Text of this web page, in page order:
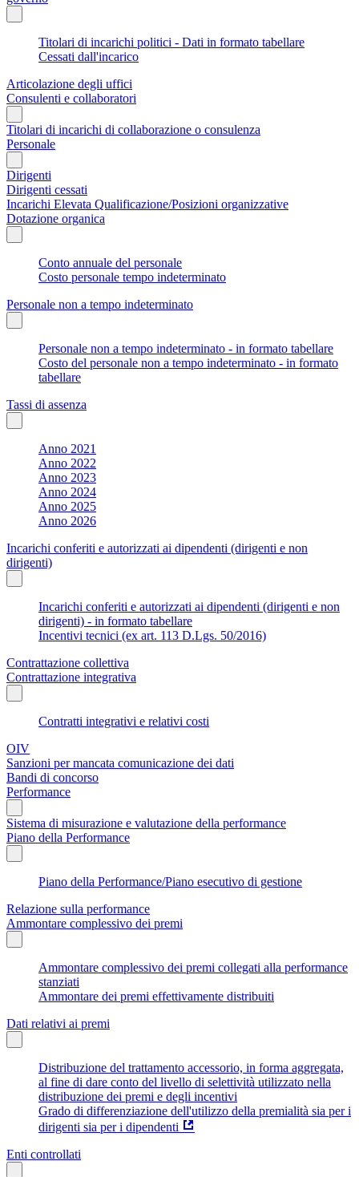
Titolari di incarichi politici - Dati in formato tabellare
Cessati dall'incarico
Articolazione degli uffici
Consulenti e collaboratori
Titolari di incarichi di collaborazione o consulenza
Personale
Dirigenti
Dirigenti cessati
Incarichi Elevata Qualificazione/Posizioni organizzative
Dotazione organica
Conto annuale del personale
Costo personale tempo indeterminato
Personale non a tempo indeterminato
Personale non a tempo indeterminato - in formato tabellare
Costo del personale non a tempo indeterminato - in formato
tabellare
Tassi di assenza
Anno 2021
Anno 2022
Anno 2023
Anno 2024
Anno 2025
Anno 2026
Incarichi conferiti e autorizzati ai dipendenti (dirigenti e non
dirigenti)
Incarichi conferiti e autorizzati ai dipendenti (dirigenti e non
dirigenti) - in formato tabellare
Incentivi tecnici (ex art. 113 D.Lgs. 50/2016)
Contrattazione collettiva
Contrattazione integrativa
Contratti integrativi e relativi costi
OIV
Sanzioni per mancata comunicazione dei dati
Bandi di concorso
Performance
Sistema di misurazione e valutazione della performance
Piano della Performance
Piano della Performance/Piano esecutivo di gestione
Relazione sulla performance
Ammontare complessivo dei premi
Ammontare complessivo dei premi collegati alla performance
stanziati
Ammontare dei premi effettivamente distribuiti
Dati relativi ai premi
Distribuzione del trattamento accessorio, in forma aggregata,
al fine di dare conto del livello di selettività utilizzato nella
distribuzione dei premi e degli incentivi
Grado di differenziazione dell'utilizzo della premialità sia per i
dirigenti sia per i dipendenti
Enti controllati